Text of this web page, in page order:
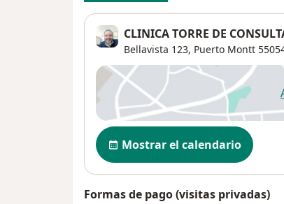
CLINICA TORRE DE
Bellavista 123, Puerto Montt
Disponibilidad
Mostrar el calendario
Formas de pago (visitas privadas)